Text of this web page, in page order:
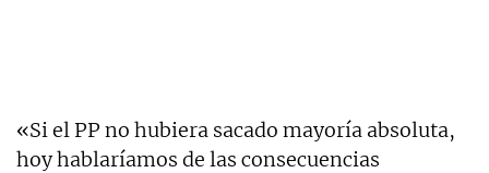
«Si el PP no hubiera sacado mayoría absoluta,
hoy hablaríamos de las consecuencias